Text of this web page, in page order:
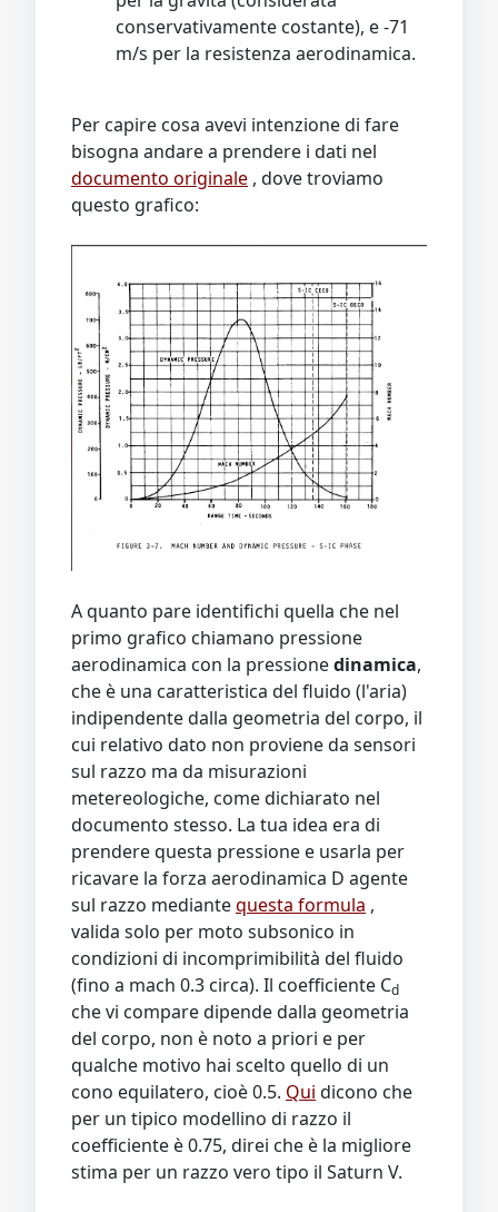
conservativamente costante), e -71
m/s per la resistenza aerodinamica.
Per capire cosa avevi intenzione di fare
bisogna andare a prendere i dati nel
documento originale , dove troviamo
questo grafico:
A quanto pare identifichi quella che nel
primo grafico chiamano pressione
aerodinamica con la pressionedinamica,
che è una caratteristica del fluido (l'aria)
indipendente dalla geometria del corpo, il
cui relativo dato non proviene da sensori
sul razzo ma da misurazioni
metereologiche, come dichiarato nel
documento stesso. La tua idea era di
prendere questa pressione e usarla per
ricavare la forza aerodinamica D agente
sul razzo mediantequesta formula ,
valida solo per moto subsonico in
condizioni di incomprimibilità del fluido
(fino a mach 0.3 circa). Il coefficiente Cd
che vi compare dipende dalla geometria
del corpo, non è noto a priori e per
qualche motivo hai scelto quello di un
cono equilatero, cioè 0.5. Qui dicono che
per un tipico modellino di razzo il
coefficiente è 0.75, direi che è la migliore
stima per un razzo vero tipo il Saturn V.